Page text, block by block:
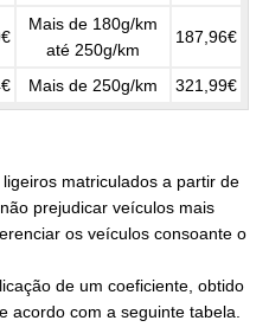
Mais de 180g/km
até 250g/km
187,96€
Mais de 250g/km 321,99€
matriculados a partir de
prejudicar veículos mais
os veículos consoante o
de um coeficiente, obtido
acordo com a seguinte tabela.